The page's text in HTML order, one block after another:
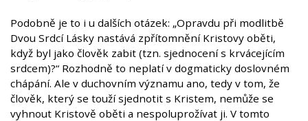
Podobně je to i u dalších otázek: „Opravdu při modlitbě
Dvou Srdcí Lásky nastává zpřítomnění Kristovy oběti,
když byl jako člověk zabit (tzn. sjednocení s krvácejícím
srdcem)?“ Rozhodně to neplatí v dogmaticky doslovném
chápání. Ale v duchovním významu ano, tedy v tom, že
člověk, který se touží sjednotit s Kristem, nemůže se
vyhnout Kristově oběti a nespoluprožívat ji. V tomto